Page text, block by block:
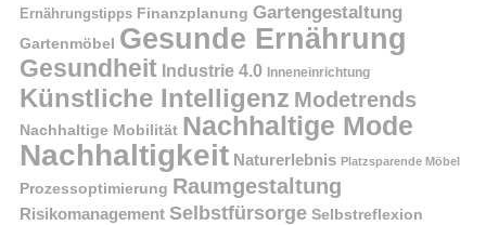
Ernährungstipps Finanzplanung Gartengestaltung
Gartenmöbel Gesunde Ernährung
Gesundheit Industrie 4.0 Inneneinrichtung
Künstliche Intelligenz Modetrends
Nachhaltige Mobilität Nachhaltige Mode
Nachhaltigkeit Naturerlebnis Platzsparende Möbel
Prozessoptimierung Raumgestaltung
Risikomanagement Selbstfürsorge Selbstreflexion